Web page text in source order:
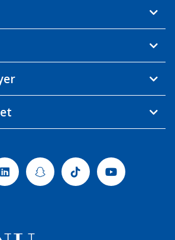
LinkedinSnapchatTiktok Youtube